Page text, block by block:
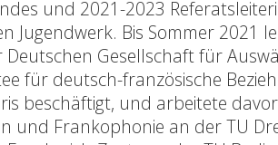
und 2021-2023
Jugendwerk. Bis Sommer 2021
Gesellschaft für
für deutsch-französische
beschäftigt, und arbeitete
und Frankophonie an der TU